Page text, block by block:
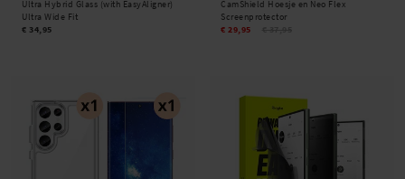
Ultra Hybrid Glass (with EasyAligner)
Ultra Wide Fit
€ 34,95
CamShield Hoesje en Neo Flex
Screenprotector
€ 29,95